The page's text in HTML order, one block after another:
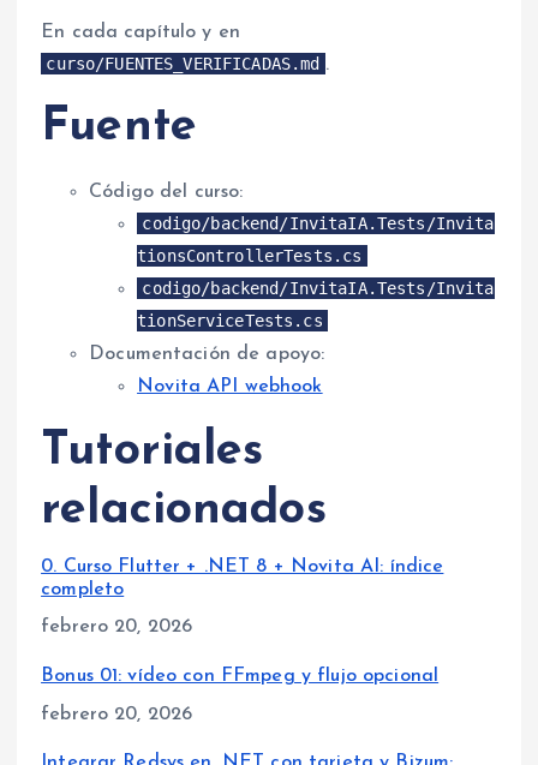
En cada capítulo y en
curso/FUENTES_VERIFICADAS.md .
Fuente
Código del curso:
codigo/backend/InvitaIA.Tests/Invita
tionsControllerTests.cs
codigo/backend/InvitaIA.Tests/Invita
tionServiceTests.cs
Documentación de apoyo:
Novita API webhook
Tutoriales
relacionados
0. Curso Flutter + .NET 8 + Novita AI: índice
completo
Fecha
febrero 20, 2026
Bonus 01: vídeo con FFmpeg y flujo opcional
Fecha
febrero 20, 2026